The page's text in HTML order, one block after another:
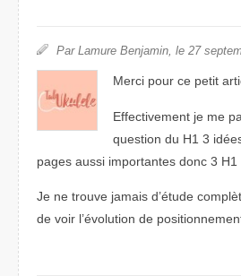
Par Lamure Benjamin, le 27
Merci pour ce petit
Effectivement je me
question du H1 3
pages aussi importantes donc 3 H1
Je ne trouve jamais d’étude
de voir l’évolution de